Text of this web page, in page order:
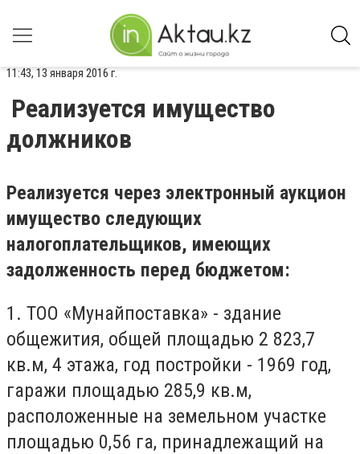
11:43, 13 января 2016 г.
Реализуется имущество
должников
Реализуется через электронный аукцион
имущество следующих
налогоплательщиков, имеющих
задолженность перед бюджетом:
1. ТОО «Мунайпоставка» - здание
общежития, общей площадью 2 823,7
кв.м, 4 этажа, год постройки - 1969 год,
гаражи площадью 285,9 кв.м,
расположенные на земельном участке
площадью 0,56 га, принадлежащий на